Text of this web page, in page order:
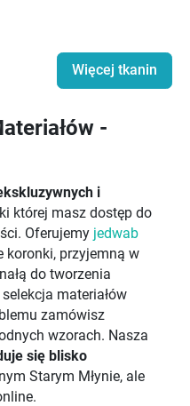
Więcej tkanin
-
i
której masz dostęp do
Oferujemy jedwab
koronki, przyjemną w
do tworzenia
materiałów
zamówisz
wzorach. Nasza
się blisko
Starym Młynie, ale